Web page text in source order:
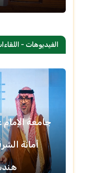
الفيديوهات -
جامعة
أمانة